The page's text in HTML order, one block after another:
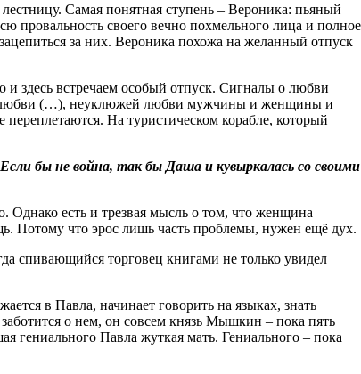
Самая понятная ступень – Вероника: пьяный
провальность своего вечно похмельного лица и полное
за них. Вероника похожа на желанный отпуск
и здесь встречаем особый отпуск. Сигналы о любви
любви (…), неуклюжей любви мужчины и женщины и
На туристическом корабле, который
бы не война, так бы Даша и кувыркалась со своими
Однако есть и трезвая мысль о том, что женщина
Потому что эрос лишь часть проблемы, нужен ещё дух.
спивающийся торговец книгами не только увидел
в Павла, начинает говорить на языках, знать
о нем, он совсем князь Мышкин – пока пять
гениального Павла жуткая мать. Гениального – пока